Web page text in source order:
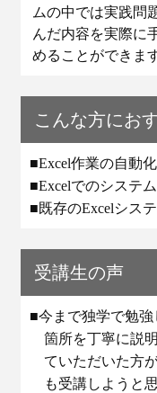
ムの中では実践問
んだ内容を実際に
めることができます
こんな方にお
■Excel作業の自動
■Excelでのシステ
■既存のExcelシス
受講生の声
■今まで独学で勉
箇所を丁寧に説
ていただいた方
も受講しようと